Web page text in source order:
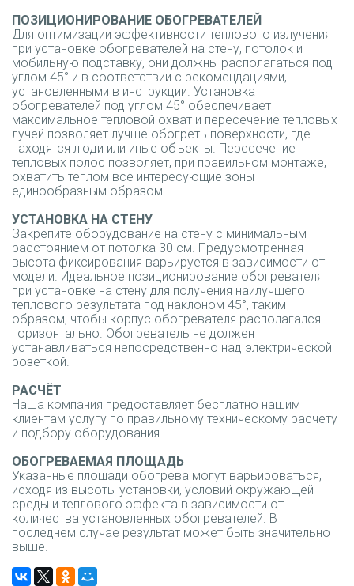
ПОЗИЦИОНИРОВАНИЕ ОБОГРЕВАТЕЛЕЙ
Для оптимизации эффективности теплового излучения
при установке обогревателей на стену, потолок и
мобильную подставку, они должны располагаться под
углом 45° и в соответствии с рекомендациями,
установленными в инструкции. Установка
обогревателей под углом 45° обеспечивает
максимальное тепловой охват и пересечение тепловых
лучей позволяет лучше обогреть поверхности, где
находятся люди или иные объекты. Пересечение
тепловых полос позволяет, при правильном монтаже,
охватить теплом все интересующие зоны
единообразным образом.
УСТАНОВКА НА СТЕНУ
Закрепите оборудование на стену с минимальным
расстоянием от потолка 30 cм. Предусмотренная
высота фиксирования варьируется в зависимости от
модели. Идеальное позиционирование обогревателя
при установке на стену для получения наилучшего
теплового результата под наклоном 45°, таким
образом, чтобы корпус обогревателя располагался
горизонтально. Обогреватель не должен
устанавливаться непосредственно над электрической
розеткой.
РАСЧЁТ
Наша компания предоставляет бесплатно нашим
клиентам услугу по правильному техническому расчёту
и подбору оборудования.
ОБОГРЕВАЕМАЯ ПЛОЩАДЬ
Указанные площади обогрева могут варьироваться,
исходя из высоты установки, условий окружающей
среды и теплового эффекта в зависимости от
количества установленных обогревателей. В
последнем случае результат может быть значительно
выше.